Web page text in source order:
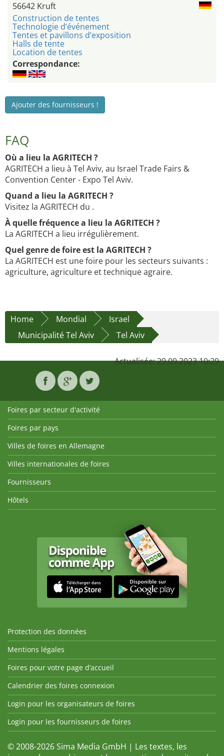
56642 Kruft
Construction de tentes
Technologie d’événement
Tentes et pavillons d’exposition
Halls de tente
Location de tentes
Correspondance:
Ajouter des fournisseurs !
FAQ
Où a lieu la AGRITECH ?
AGRITECH a lieu à Tel Aviv, au Israel Trade Fairs &
Convention Center - Expo Tel Aviv.
Quand a lieu la AGRITECH ?
Visitez la AGRITECH du .
À quelle fréquence a lieu la AGRITECH ?
La AGRITECH a lieu irrégulièrement.
Quel genre de foire est la AGRITECH ?
La AGRITECH est une foire pour les secteurs suivants :
agriculture, agriculture et technique agraire.
Home Mondial
Israel
Municipalité Tel Aviv
Tel Aviv
Actualisée: 29.09.2023 10:29
Foires par secteur d'activité
Foires par pays
Villes de foires en Allemagne
Villes internationales de foires
Fournisseurs
Hôtels
Protection des données
Mentions légales
Foires pour votre page d’accueil
Calendrier des foires connexion
Login pour les organisateurs de foires
Login pour les fournisseurs de foires
© 2008-2026 Sima Media GmbH | Les textes, les